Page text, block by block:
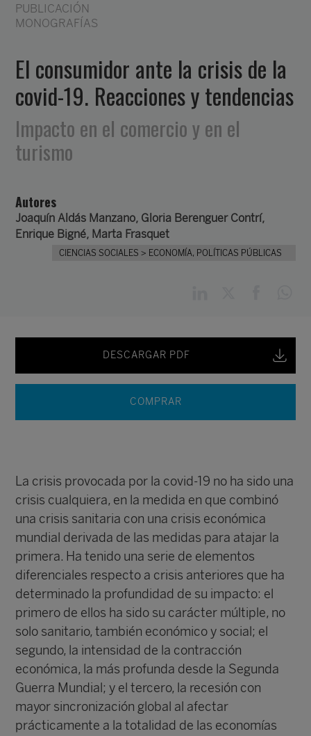
PUBLICACIÓN
MONOGRAFÍAS
El consumidor ante la crisis de la
covid-19. Reacciones y tendencias
Impacto en el comercio y en el
turismo
Autores
Joaquín Aldás Manzano, Gloria Berenguer Contrí,
Enrique Bigné, Marta Frasquet
CIENCIAS SOCIALES > ECONOMÍA, POLÍTICAS PÚBLICAS
La crisis provocada por la covid-19 no ha sido una
crisis cualquiera, en la medida en que combinó
una crisis sanitaria con una crisis económica
mundial derivada de las medidas para atajar la
primera. Ha tenido una serie de elementos
diferenciales respecto a crisis anteriores que ha
determinado la profundidad de su impacto: el
primero de ellos ha sido su carácter múltiple, no
solo sanitario, también económico y social; el
segundo, la intensidad de la contracción
económica, la más profunda desde la Segunda
Guerra Mundial; y el tercero, la recesión con
mayor sincronización global al afectar
prácticamente a la totalidad de las economías
DESCARGAR PDF
COMPRAR